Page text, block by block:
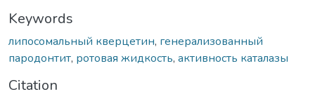
Keywords
липосомальный кверцетин, генерализованный
пародонтит, ротовая жидкость, активность каталазы
Citation